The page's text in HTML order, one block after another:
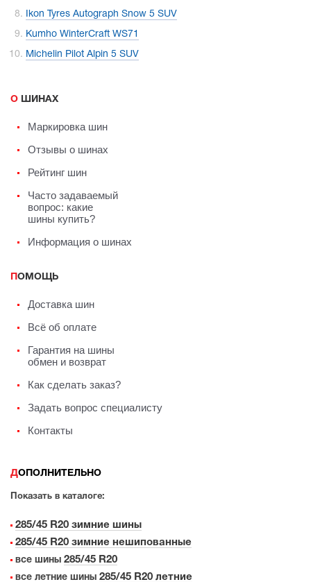
Ikon Tyres Autograph Snow 5 SUV
Kumho WinterCraft WS71
Michelin Pilot Alpin 5 SUV
О ШИНАХ
Маркировка шин
Отзывы о шинах
Рейтинг шин
Часто задаваемый
вопрос: какие
шины купить?
Информация о шинах
ПОМОЩЬ
Доставка шин
Всё об оплате
Гарантия на шины
обмен и возврат
Как сделать заказ?
Задать вопрос специалисту
Контакты
ДОПОЛНИТЕЛЬНО
Показать в каталоге:
285/45 R20 зимние шины
285/45 R20 зимние нешипованные
все шины 285/45 R20
все летние шины 285/45 R20 летние